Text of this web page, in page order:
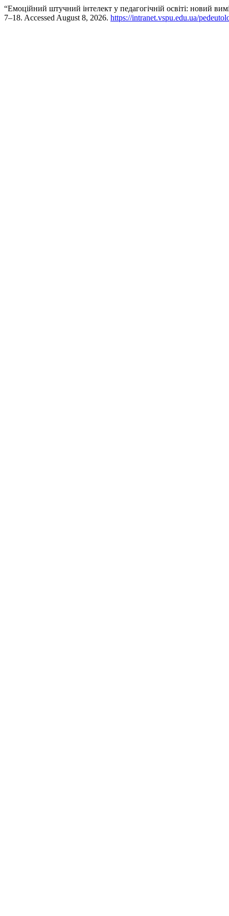
“Емоційний штучний інтелект у педагогічній освіті: новий
7–18. Accessed August 8, 2026. https://intranet.vspu.edu.ua/